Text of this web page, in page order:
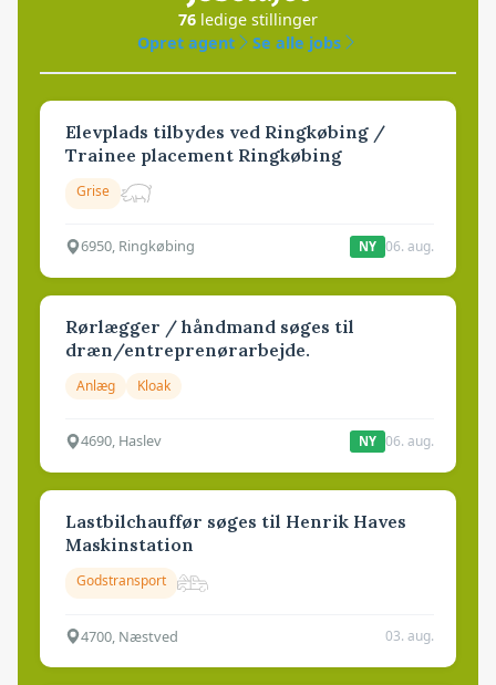
76 ledige stillinger
Opret agent
Se alle jobs
Elevplads tilbydes ved Ringkøbing /
Trainee placement Ringkøbing
Grise
6950, Ringkøbing NY 06. aug.
Rørlægger / håndmand søges til
dræn/entreprenørarbejde.
Anlæg Kloak
4690, Haslev NY 06. aug.
Lastbilchauffør søges til Henrik Haves
Maskinstation
Godstransport
4700, Næstved 03. aug.